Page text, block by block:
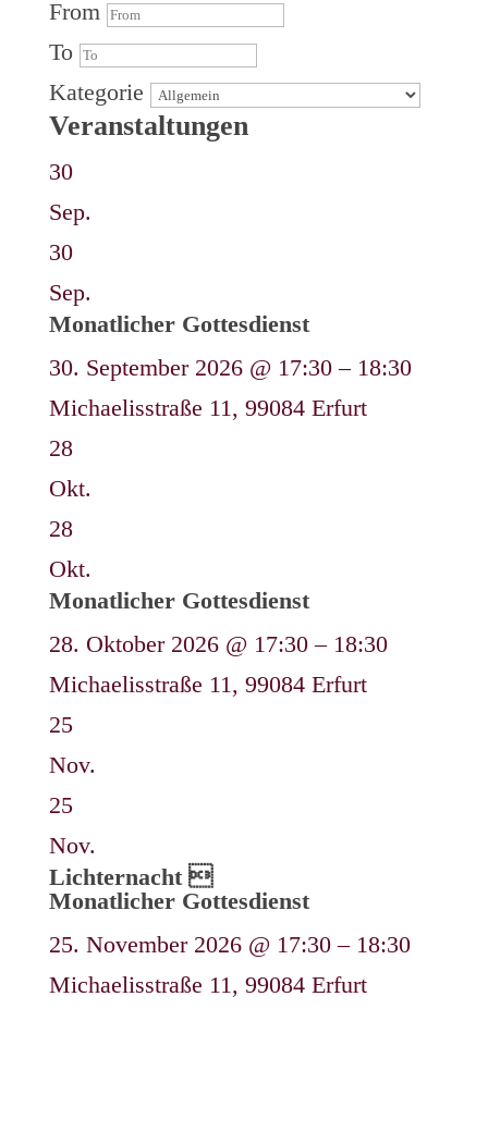
From
To
Kategorie
Veranstaltungen
30
Sep.
30
Sep.
Monatlicher Gottesdienst
30. September 2026 @ 17:30 – 18:30
Michaelisstraße 11, 99084 Erfurt
28
Okt.
28
Okt.
Monatlicher Gottesdienst
28. Oktober 2026 @ 17:30 – 18:30
Michaelisstraße 11, 99084 Erfurt
25
Nov.
25
Nov.
Lichternacht 
Monatlicher Gottesdienst
25. November 2026 @ 17:30 – 18:30
Michaelisstraße 11, 99084 Erfurt